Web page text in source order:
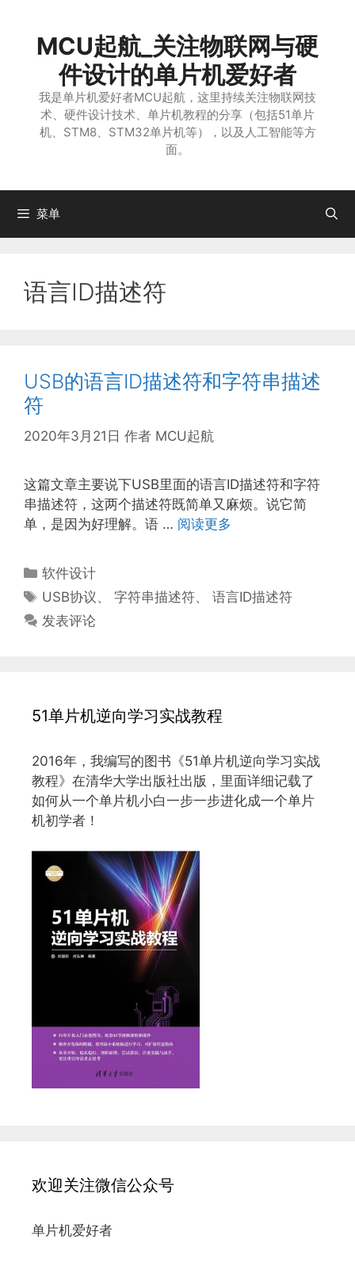
MCU起航_关注物联网与硬
件设计的单片机爱好者
我是单片机爱好者MCU起航，这里持续关注物联网技
术、硬件设计技术、单片机教程的分享（包括51单片
机、STM8、STM32单片机等），以及人工智能等方
面。
菜单
语言ID描述符
USB的语言ID描述符和字符串描述
符
2020年3月21日 作者 MCU起航
这篇文章主要说下USB里面的语言ID描述符和字符
串描述符，这两个描述符既简单又麻烦。说它简
单，是因为好理解。语 … 阅读更多
分
类
软件设计
标
签
USB协议 、字符串描述符、语言ID描述符
发表评论
51单片机逆向学习实战教程
2016年，我编写的图书《51单片机逆向学习实战
教程》在清华大学出版社出版，里面详细记载了
如何从一个单片机小白一步一步进化成一个单片
机初学者！
欢迎关注微信公众号
单片机爱好者